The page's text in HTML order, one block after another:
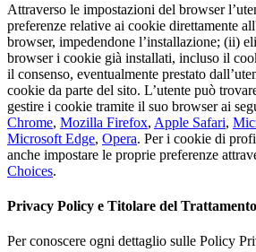
Attraverso le impostazioni del browser
preferenze relative ai cookie direttamente
browser, impedendone l’installazione; (ii)
browser i cookie già installati, incluso il
il consenso, eventualmente prestato
cookie da parte del sito. L’utente può
gestire i cookie tramite il suo browser ai
Chrome, Mozilla Firefox, Apple Safari,
Microsoft Edge, Opera. Per i cookie di
anche impostare le proprie preferenze
Choices.
Privacy Policy e Titolare del
Per conoscere ogni dettaglio sulle Policy